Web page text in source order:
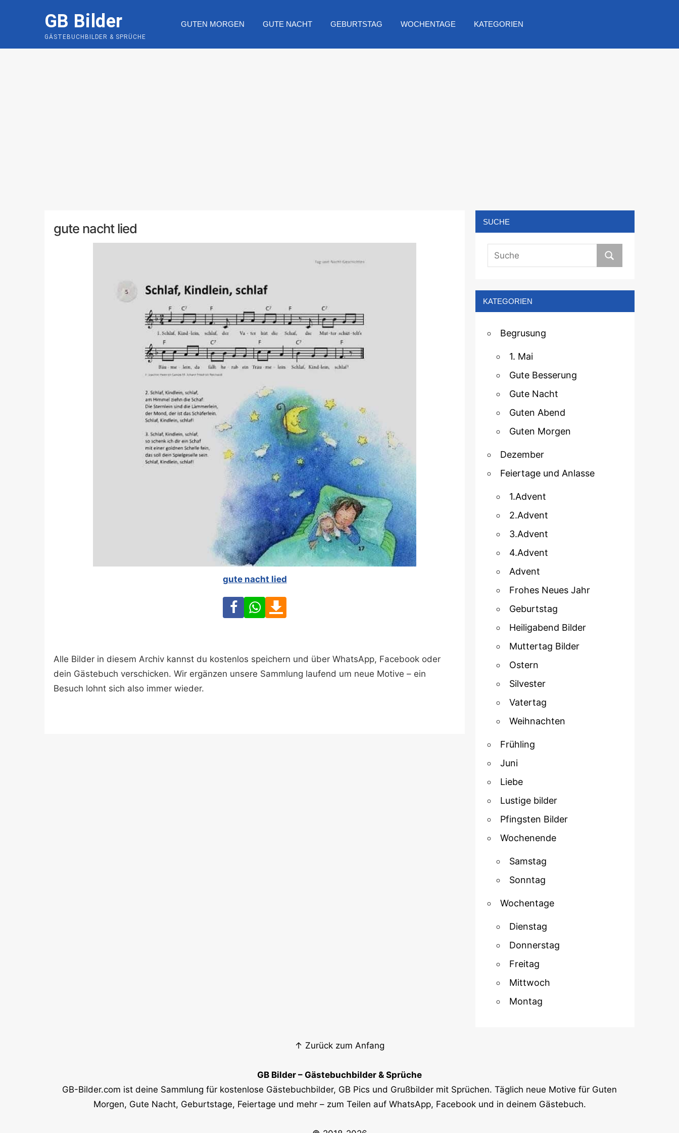
GB Bilder
GÄSTEBUCHBILDER & SPRÜCHE
GUTEN MORGEN GUTE NACHT GEBURTSTAG WOCHENTAGE KATEGORIEN
gute nacht lied
gute nacht lied
FacebookWhatsApp
Alle Bilder in diesem Archiv kannst du kostenlos speichern und über WhatsApp, Facebook oder
dein Gästebuch verschicken. Wir ergänzen unsere Sammlung laufend um neue Motive – ein
Besuch lohnt sich also immer wieder.
SUCHE
KATEGORIEN
Begrusung
1. Mai
Gute Besserung
Gute Nacht
Guten Abend
Guten Morgen
Dezember
Feiertage und Anlasse
1.Advent
2.Advent
3.Advent
4.Advent
Advent
Frohes Neues Jahr
Geburtstag
Heiligabend Bilder
Muttertag Bilder
Ostern
Silvester
Vatertag
Weihnachten
Frühling
Juni
Liebe
Lustige bilder
Pfingsten Bilder
Wochenende
Samstag
Sonntag
Wochentage
Dienstag
Donnerstag
Freitag
Mittwoch
Montag
↑ Zurück zum Anfang
GB Bilder – Gästebuchbilder & Sprüche
GB-Bilder.com ist deine Sammlung für kostenlose Gästebuchbilder, GB Pics und Grußbilder mit Sprüchen. Täglich neue Motive für Guten
Morgen, Gute Nacht, Geburtstage, Feiertage und mehr – zum Teilen auf WhatsApp, Facebook und in deinem Gästebuch.